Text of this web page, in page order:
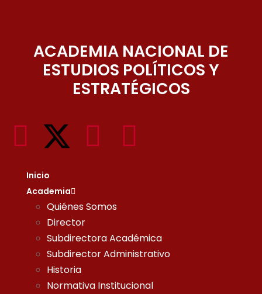
ACADEMIA NACIONAL DE
ESTUDIOS POLÍTICOS Y
ESTRATÉGICOS
Inicio
Academia
Quiénes Somos
Director
Subdirectora Académica
Subdirector Administrativo
Historia
Normativa Institucional